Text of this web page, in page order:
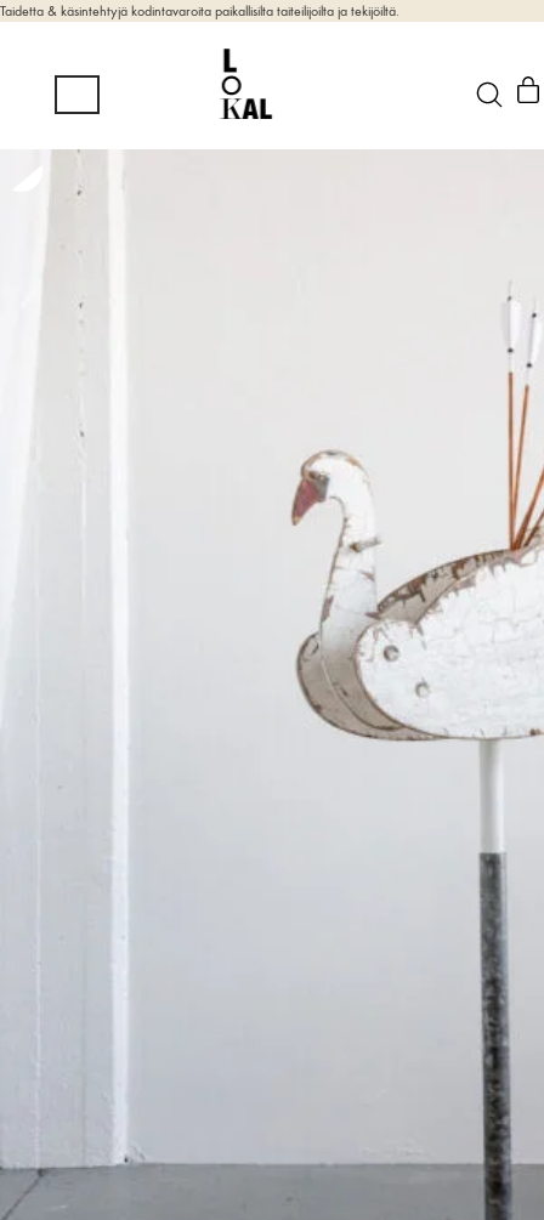
Taidetta & käsintehtyjä kodintavaroita paikallisilta taiteilijoilta ja tekijöiltä.